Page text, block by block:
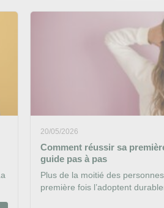
20/05/2026
Comment réussir sa
guide pas à pas
Plus de la moitié des
première fois l’adoptent